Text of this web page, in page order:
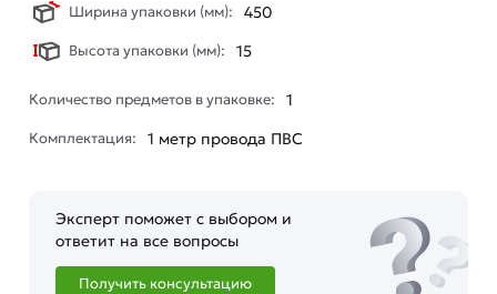
Ширина упаковки (мм): 450
Высота упаковки (мм): 15
Количество предметов в упаковке: 1
Комплектация: 1 метр провода ПВС
Эксперт поможет с выбором и
ответит на все вопросы
Получить консультацию